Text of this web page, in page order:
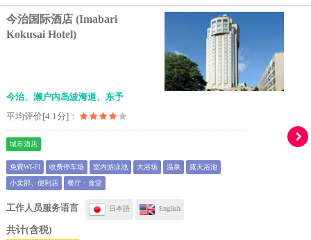
今治国际酒店 (Imabari
Kokusai Hotel)
今治、濑户内岛波海道、东予
平均评价[4.1分]：
城市酒店
免費WI-FI 收费停车场 室内游泳池 大浴场 温泉 露天浴池
小卖部、便利店 餐厅・食堂
工作人员服务语言 日本語 English
共计(含税)